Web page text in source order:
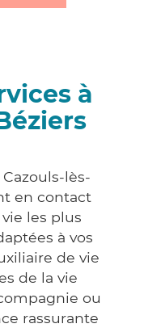
à
lès-
en contact
les plus
à vos
de vie
de la vie
ou
rassurante